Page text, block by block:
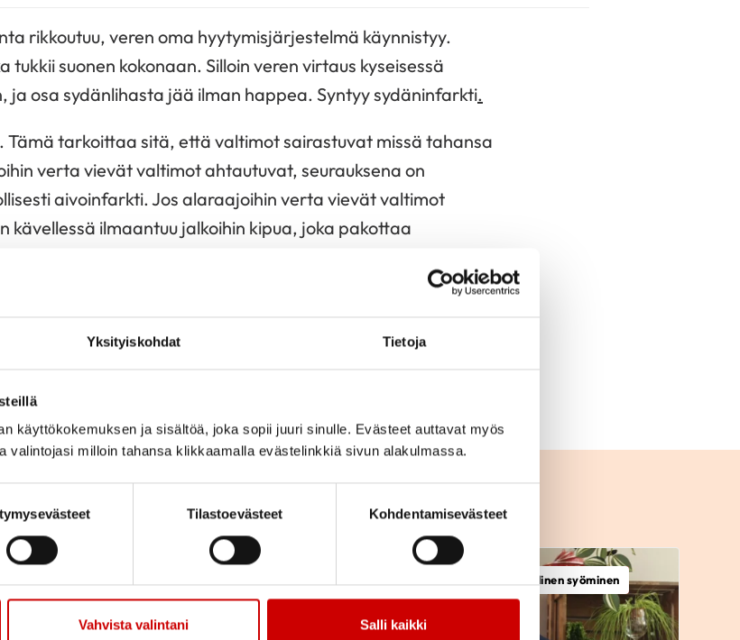
Yksityiskohdat Tietoja
käyttökokemuksen ja sisältöä, joka sopii juuri sinulle. Evästeet auttavat myös
valintojasi milloin tahansa klikkaamalla evästelinkkiä sivun alakulmassa.
Tilastoevästeet Kohdentamisevästeet
Vahvista valintani Salli kaikki
rikkoutuu, veren oma hyytymisjärjestelmä käynnistyy.
tukkii suonen kokonaan. Silloin veren virtaus kyseisessä
ja osa sydänlihasta jää ilman happea. Syntyy sydäninfarkti.
Tämä tarkoittaa sitä, että valtimot sairastuvat missä tahansa
verta vievät valtimot ahtautuvat, seurauksena on
aivoinfarkti. Jos alaraajoihin verta vievät valtimot
kävellessä ilmaantuu jalkoihin kipua, joka pakottaa
pois sairastuneista verisuonista, mutta sen etenemistä voi
elintapahoidolla ja lääkityksellä. Parasta olisi, jos
lainkaan. Siksi sen
niin tärkeätä.
Sepelvaltimotauti, Terveellinen syöminen